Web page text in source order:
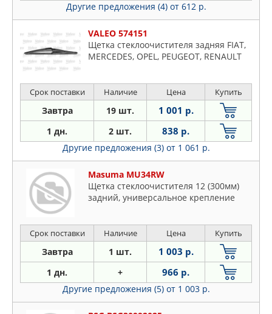
Другие предложения (4) от 612 р.
VALEO 574151
Щетка стеклоочистителя задняя FIAT,
MERCEDES, OPEL, PEUGEOT, RENAULT
Срок поставки Наличие Цена Купить
Завтра 19 шт. 1 001 р.
1 дн. 2 шт. 838 р.
Другие предложения (3) от 1 061 р.
Masuma MU34RW
Щетка стеклоочистителя 12 (300мм)
задний, универсальное крепление
Срок поставки Наличие Цена Купить
Завтра 1 шт. 1 003 р.
1 дн. + 966 р.
Другие предложения (5) от 1 003 р.